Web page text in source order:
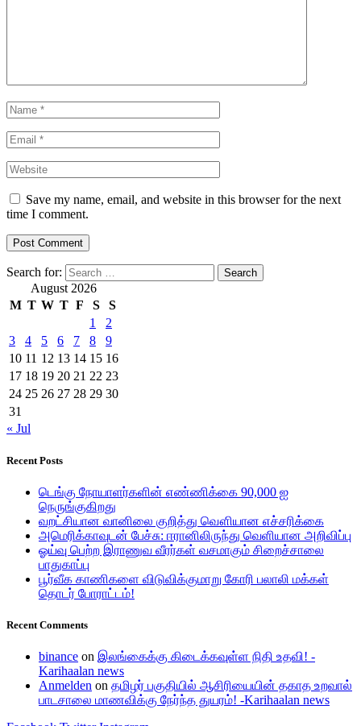
Save my name, email, and website in this browser for the next
time I comment.
Search for:
August 2026
M T W T F S
S
1
2
3
4 5 6 7 8
9
10 11 12 13 14 15 16
17 18 19 20 21 22 23
24 25 26 27 28 29 30
31
« Jul
Recent Posts
டெங்கு நோயாளர்களின் எண்ணிக்கை 90,000 ஐ
நெருங்குகிறது
வறட்சியான வானிலை குறித்து வௌியான எச்சரிக்கை
அமெரிக்காவுடன் பேச்சு: ஈரானிலிருந்து வெளியான அறிவிப்பு
ஓய்வு பெற்ற இராணுவ வீரர்கள் வசமாகும் சிறைச்சாலை
பாதுகாப்பு
பூர்வீக காணிகளை விடுவிக்குமாறு கோரி பலாலி மக்கள்
தொடர் போராட்டம்!
Recent Comments
binance on இலங்கைக்கு கிடைக்கவுள்ள நிதி உதவி! -
Karihaalan news
Anmelden on தமிழர் பகுதியில் ஆசிரியையின் தகாத உறவால்
பாடசாலை மாணவிக்கு நேர்ந்த துயரம்! -Karihaalan news